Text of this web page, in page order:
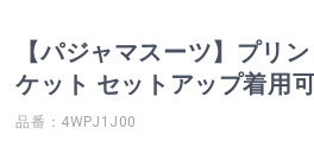
【パジャマスーツ】プリ
ケット セットアップ着用
品番：4WPJ1J00